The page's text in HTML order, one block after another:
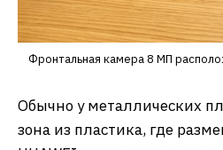
Фронтальная камера 8 МП
Обычно у металлических
зона из пластика, где